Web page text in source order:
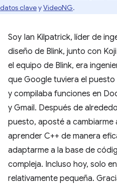
datos claveyVideoNG.
Soy Ian Kilpatrick, líder de
diseño de Blink, junto con
el equipo de Blink, era
que Google tuviera el
y compilaba funciones en
y Gmail. Después de
puesto, aposté a cambiarme
aprender C++ de manera
adaptarme a la base de
compleja. Incluso hoy, solo
relativamente pequeña.